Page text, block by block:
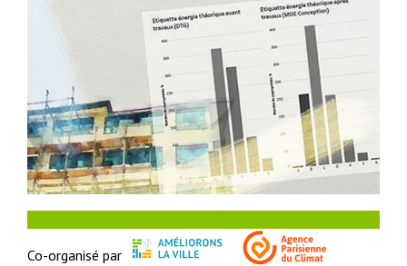
Co-organisé par